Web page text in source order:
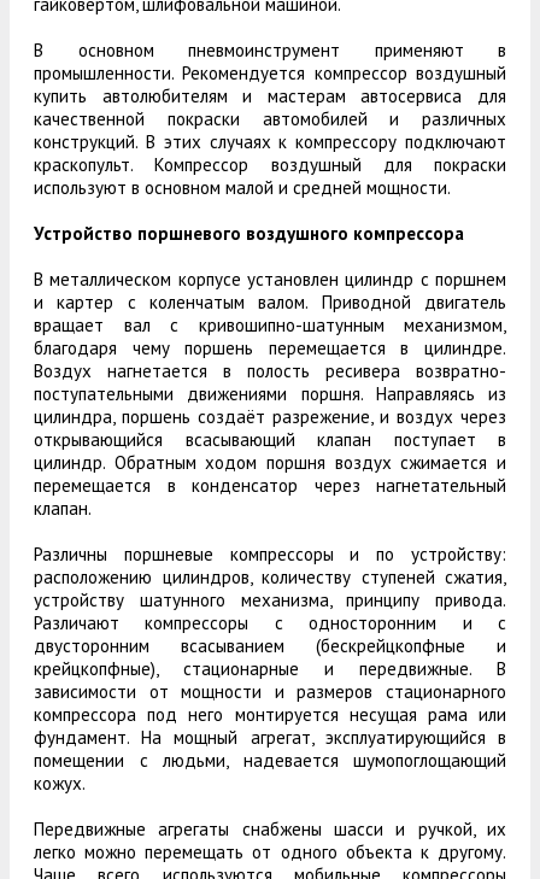
В основном пневмоинструмент применяют в
промышленности. Рекомендуется компрессор воздушный
купить автолюбителям и мастерам автосервиса для
качественной покраски автомобилей и различных
конструкций. В этих случаях к компрессору подключают
краскопульт. Компрессор воздушный для покраски
используют в основном малой и средней мощности.
Устройство поршневого воздушного компрессора
В металлическом корпусе установлен цилиндр с поршнем
и картер с коленчатым валом. Приводной двигатель
вращает вал с кривошипно-шатунным механизмом,
благодаря чему поршень перемещается в цилиндре.
Воздух нагнетается в полость ресивера возвратно-
поступательными движениями поршня. Направляясь из
цилиндра, поршень создаёт разрежение, и воздух через
открывающийся всасывающий клапан поступает в
цилиндр. Обратным ходом поршня воздух сжимается и
перемещается в конденсатор через нагнетательный
клапан.
Различны поршневые компрессоры и по устройству:
расположению цилиндров, количеству ступеней сжатия,
устройству шатунного механизма, принципу привода.
Различают компрессоры с односторонним и с
двусторонним всасыванием (бескрейцкопфные и
крейцкопфные), стационарные и передвижные. В
зависимости от мощности и размеров стационарного
компрессора под него монтируется несущая рама или
фундамент. На мощный агрегат, эксплуатирующийся в
помещении с людьми, надевается шумопоглощающий
кожух.
Передвижные агрегаты снабжены шасси и ручкой, их
легко можно перемещать от одного объекта к другому.
Чаще всего используются мобильные компрессоры